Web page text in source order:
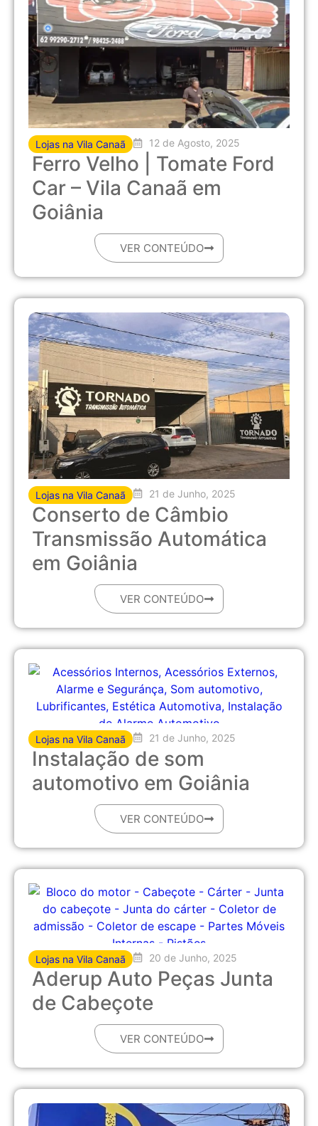
Lojas na Vila Canaã 12 de Agosto, 2025
Ferro Velho | Tomate Ford
Car – Vila Canaã em
Goiânia
VER CONTEÚDO
Lojas na Vila Canaã 21 de Junho, 2025
Conserto de Câmbio
Transmissão Automática
em Goiânia
VER CONTEÚDO
Lojas na Vila Canaã 21 de Junho, 2025
Instalação de som
automotivo em Goiânia
VER CONTEÚDO
Lojas na Vila Canaã 20 de Junho, 2025
Aderup Auto Peças Junta
de Cabeçote
VER CONTEÚDO